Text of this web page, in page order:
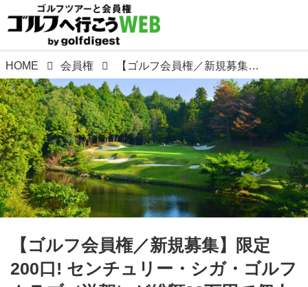
HOME 会員権 【ゴルフ会員権／新規募集】限定200口! センチュリー・シガ・ゴルフクラブ（滋賀）が総額83万円で個人正会員・法人会員を募集中
【ゴルフ会員権／新規募集】限定
200口! センチュリー・シガ・ゴルフ